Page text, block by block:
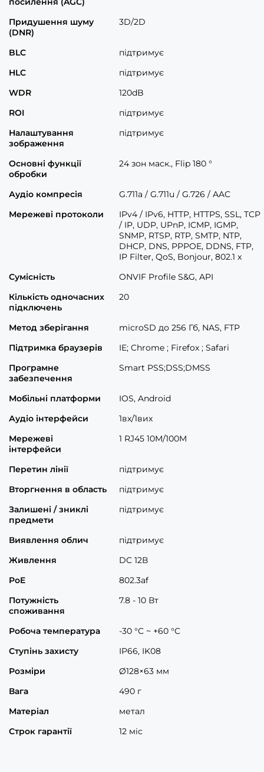
Придушення шуму
(DNR)
3D/2D
BLC
підтримує
HLC
підтримує
WDR
120dB
ROI
підтримує
Налаштування
зображення
підтримує
Основні функції
обробки
24 зон маск., Flip 180 °
Аудіо компресія
G.711a / G.711u / G.726 / AAC
Мережеві протоколи
IPv4 / IPv6, HTTP, HTTPS, SSL, TCP
/ IP, UDP, UPnP, ICMP, IGMP,
SNMP, RTSP, RTP, SMTP, NTP,
DHCP, DNS, PPPOE, DDNS, FTP,
IP Filter, QoS, Bonjour, 802.1 x
Сумісність
ONVIF Profile S&G, API
Кількість одночасних
підключень
20
Метод зберігання
microSD до 256 Гб, NAS, FTP
Підтримка браузерів
IE; Chrome ; Firefox ; Safari
Програмне
забезпечення
Smart PSS;DSS;DMSS
Мобільні платформи
IOS, Android
Аудіо інтерфейси
1вх/1вих
Мережеві
інтерфейси
1 RJ45 10M/100M
Перетин лінії
підтримує
Вторгнення в область
підтримує
Залишені / зниклі
предмети
підтримує
Виявлення облич
підтримує
Живлення
DC 12В
PoE
802.3af
Потужність
споживання
7.8 - 10 Вт
Робоча температура
-30 °C ~ +60 °C
Ступінь захисту
IP66, IK08
Розміри
Ø128×63 мм
Вага
490 г
Матеріал
метал
Строк гарантії
12 міс